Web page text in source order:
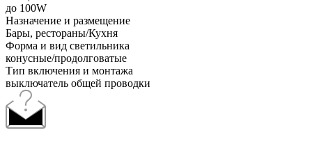
до 100W
Назначение и размещение
Бары, рестораны/Кухня
Форма и вид светильника
конусные/продолговатые
Тип включения и монтажа
выключатель общей проводки